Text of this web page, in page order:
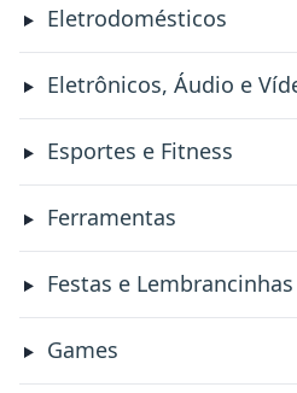
Eletrodomésticos
Eletrônicos, Áudio e
Esportes e Fitness
Ferramentas
Festas e Lembrancinhas
Games